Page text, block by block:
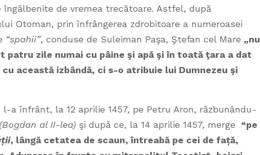
de vremea trecătoare. Astfel, după
Otoman, prin înfrângerea zdrobitoare a numeroasei
“spahii”, conduse de Suleiman Paşa, Ştefan cel Mare „nu
zile numai cu pâine şi apă şi în toată ţara a dat
această izbândă, ci s-o atribuie lui Dumnezeu şi
a înfrânt, la 12 aprilie 1457, pe Petru Aron, răzbunându-
(Bogdan al II-lea) şi după ce, la 14 aprilie 1457, merge “pe
ții, lângă cetatea de scaun, întreabă pe cei de față,